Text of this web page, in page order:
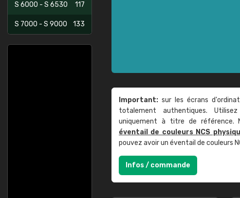
S 6000 - S 6530 117
S 7000 - S 9000 133
Important: sur les écrans
totalement authentiques.
uniquement à titre de référence.
éventail de couleurs NCS
pouvez avoir un éventail de couleurs
Infos / commande